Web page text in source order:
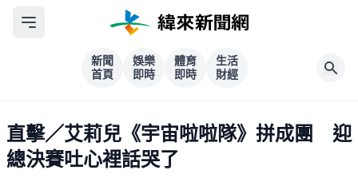
新聞
首頁
娛樂
即時
體育
即時
生活
財經
直擊／艾莉兒《宇宙啦啦隊》拼成團 迎
總決賽吐心裡話哭了